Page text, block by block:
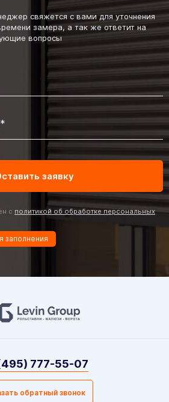
свяжется с вами для уточнения
замера, а так же ответит на
вопросы
с политикой об обработке персональных
заполнения
777-55-07
обратный звонок